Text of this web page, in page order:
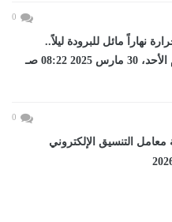
0
نهاراً مائل للبرودة ليلاً..
والعظمى فى القاهرة...اليوم الأحد، 30 مارس 2025 08:22 صـ
0
التنسيق الإلكتروني